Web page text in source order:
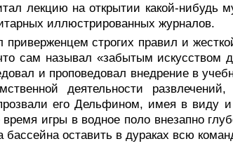
лекцию на открытии какой-нибудь
иллюстрированных журналов.
приверженцем строгих правил и
сам называл «забытым искусством
и проповедовал внедрение в
деятельности
его Дельфином, имея в виду
время игры в водное поло внезапно
оставить в дураках всю